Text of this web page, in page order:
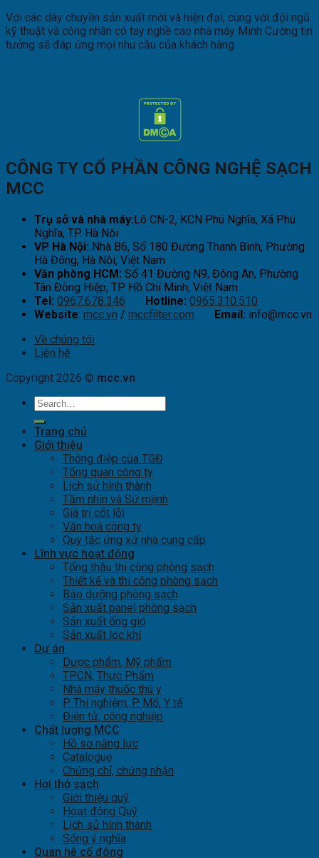
Với các dây chuyền sản xuất mới và hiện đại, cùng với đội ngũ
kỹ thuật và công nhân có tay nghề cao nhà máy Minh Cường tin
tưởng sẽ đáp ứng mọi nhu cầu của khách hàng.
CÔNG TY CỔ PHẦN CÔNG NGHỆ SẠCH
MCC
Trụ sở và nhà máy:Lô CN-2, KCN Phú Nghĩa, Xã Phú
Nghĩa, TP. Hà Nội
VP Hà Nội: Nhà B6, Số 180 Đường Thanh Bình, Phường
Hà Đông, Hà Nội, Việt Nam
Văn phòng HCM: Số 41 Đường N9, Đông An, Phường
Tân Đông Hiệp, TP Hồ Chí Minh, Việt Nam
Tel: 0967.678.346 Hotline: 0965.310.510
Website: mcc.vn / mccfilter.com Email: info@mcc.vn
Về chúng tôi
Liên hệ
Copyright 2026 © mcc.vn
Trang chủ
Giới thiệu
Thông điệp của TGĐ
Tổng quan công ty
Lịch sử hình thành
Tầm nhìn và Sứ mệnh
Giá trị cốt lõi
Văn hoá công ty
Quy tắc ứng xử nhà cung cấp
Lĩnh vực hoạt động
Tổng thầu thi công phòng sạch
Thiết kế và thi công phòng sạch
Bảo dưỡng phòng sạch
Sản xuất panel phòng sạch
Sản xuất ống gió
Sản xuất lọc khí
Dự án
Dược phẩm, Mỹ phẩm
TPCN, Thực Phẩm
Nhà máy thuốc thú y
P. Thí nghiệm, P. Mổ, Y tế
Điện tử, công nghiệp
Chất lượng MCC
Hồ sơ năng lực
Catalogue
Chứng chỉ, chứng nhận
Hơi thở sạch
Giới thiệu quỹ
Hoạt động Quỹ
Lịch sử hình thành
Sống ý nghĩa
Quan hệ cổ đông